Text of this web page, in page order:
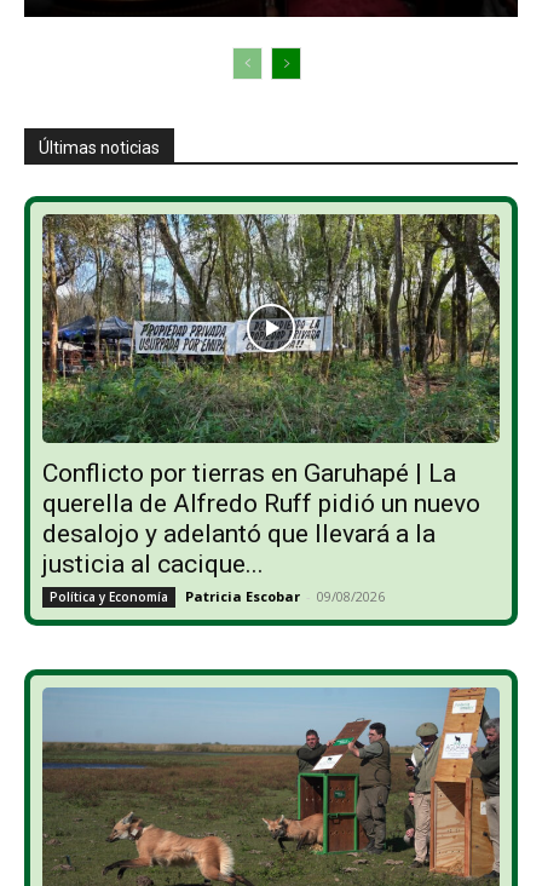
Últimas noticias
Conflicto por tierras en Garuhapé | La
querella de Alfredo Ruff pidió un nuevo
desalojo y adelantó que llevará a la
justicia al cacique...
Política y Economía Patricia Escobar - 09/08/2026